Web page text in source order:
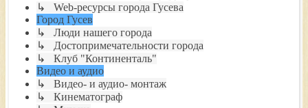
↳ Web-ресурсы города Гусева
Город Гусев
↳ Люди нашего города
↳ Достопримечательности города
↳ Клуб "Континенталь"
Видео и аудио
↳ Видео- и аудио- монтаж
↳ Кинематограф